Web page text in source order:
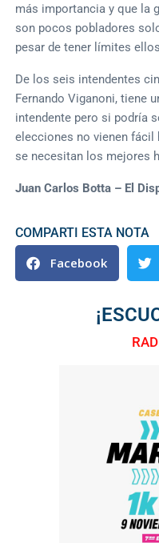
más importancia y que la
son pocos pobladores
pesar de tener límites
De los seis intendentes
Fernando Viganoni, tiene
intendente pero si podría
elecciones no vienen fácil
se necesitan los mejores
Juan Carlos Botta – El
COMPARTI ESTA NOTA
Facebook